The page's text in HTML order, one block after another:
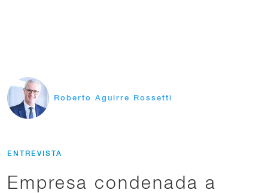
Roberto Aguirre Rossetti
ENTREVISTA
Empresa condenada a